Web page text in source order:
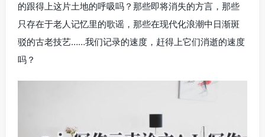
的跟得上这片土地的呼吸吗？那些即将消失的方言，那些
只存在于老人记忆里的歌谣，那些在现代化浪潮中日渐斑
驳的古老技艺……我们记录的速度，赶得上它们消逝的速度
吗？